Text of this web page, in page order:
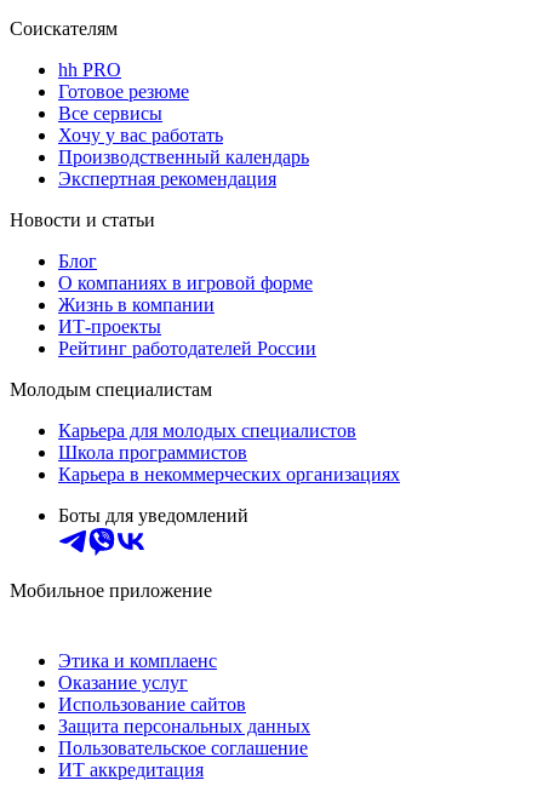
Соискателям
hh PRO
Готовое резюме
Все сервисы
Хочу у вас работать
Производственный календарь
Экспертная рекомендация
Новости и статьи
Блог
О компаниях в игровой форме
Жизнь в компании
ИТ-проекты
Рейтинг работодателей России
Молодым специалистам
Карьера для молодых специалистов
Школа программистов
Карьера в некоммерческих организациях
Боты для уведомлений
Мобильное приложение
Этика и комплаенс
Оказание услуг
Использование сайтов
Защита персональных данных
Пользовательское соглашение
ИТ аккредитация